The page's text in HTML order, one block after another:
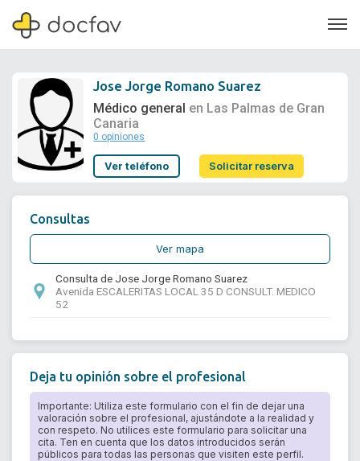
Quiénes somos
Jose Jorge Romano Suarez
Médico general en Las Palmas de Gran
Canaria
0 opiniones
Ver teléfono Solicitar reserva
Consultas
Ver mapa
Consulta de Jose Jorge Romano Suarez
Avenida ESCALERITAS LOCAL 35 D CONSULT. MEDICO
52
Deja tu opinión sobre el profesional
Importante: Utiliza este formulario con el fin de dejar una
valoración sobre el profesional, ajustándote a la realidad y
con respeto. No utilices este formulario para solicitar una
cita. Ten en cuenta que los datos introducidos serán
públicos para todas las personas que visiten este perfil.